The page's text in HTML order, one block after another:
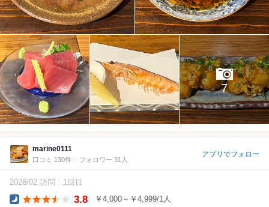
7
marine0111
口コミ 130件 フォロワー 31人
アプリでフォロー
2026/02 訪問 1回目
3.8 ￥4,000～￥4,999/1人